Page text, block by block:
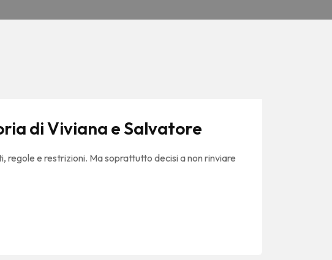
di Viviana e Salvatore
regole e restrizioni. Ma soprattutto decisi a non rinviare